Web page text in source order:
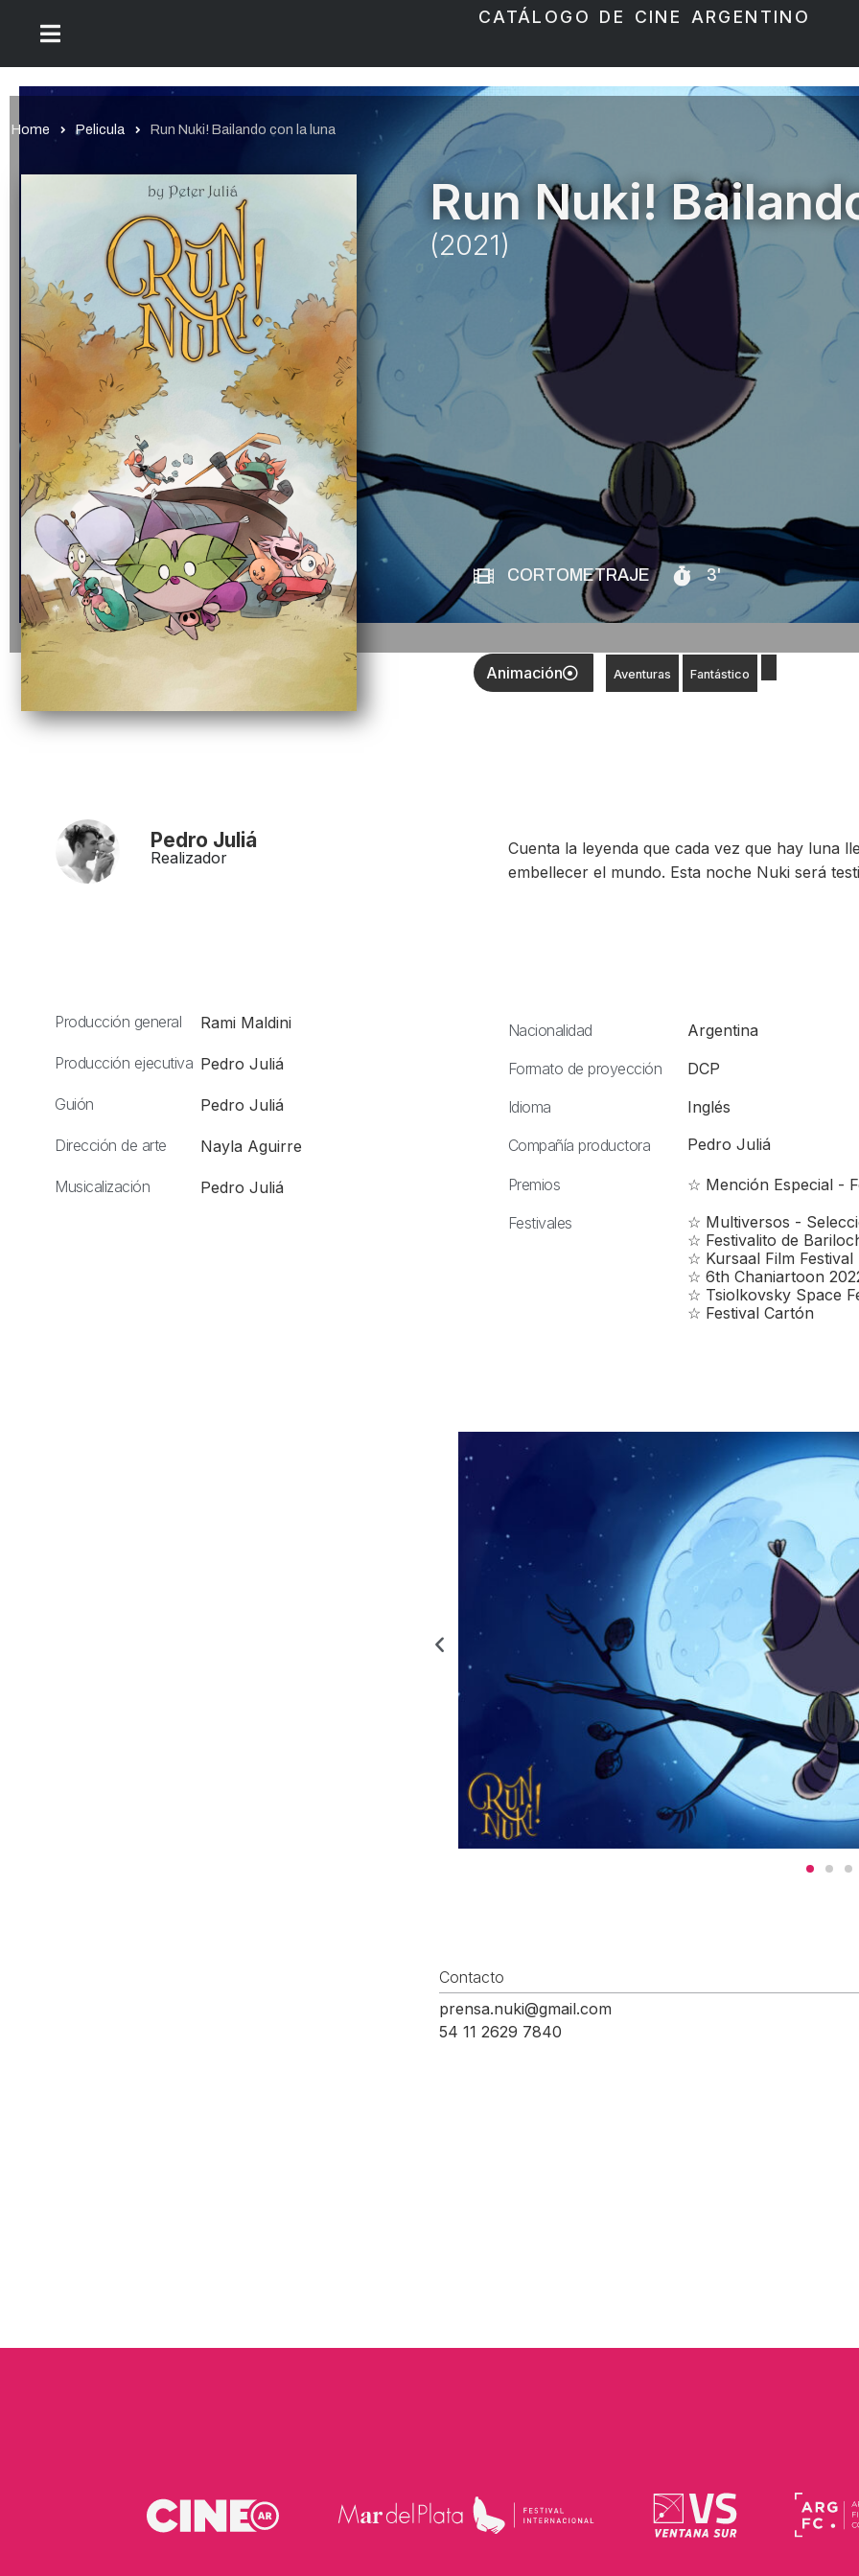
CATÁLOGO DE CINE ARGENTINO
Home Pelicula Run Nuki! Bailando con la luna
Run Nuki!
(2021)
CORTOMETRAJE 3'
Animación Aventuras Fantástico
Pedro Juliá
Realizador
Producción general Rami Maldini
Producción ejecutiva Pedro Juliá
Guión Pedro Juliá
Dirección de arte Nayla Aguirre
Musicalización Pedro Juliá
Cuenta la leyenda que cada vez que hay luna
embellecer el mundo. Esta noche Nuki será
Nacionalidad
Argentina
Formato de proyección
DCP
Idioma
Inglés
Compañía productora
Pedro Juliá
Premios
☆ Mención Especial -
Festivales
☆ Multiversos -
☆ Festivalito de
☆ Kursaal Film Festival
☆ 6th Chaniartoon
☆ Tsiolkovsky Space
☆ Festival Cartón
Contacto
prensa.nuki@gmail.com
54 11 2629 7840